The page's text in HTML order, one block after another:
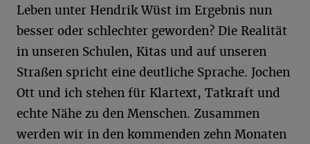
Leben unter Hendrik Wüst im Ergebnis nun
besser oder schlechter geworden? Die Realität
in unseren Schulen, Kitas und auf unseren
Straßen spricht eine deutliche Sprache. Jochen
Ott und ich stehen für Klartext, Tatkraft und
echte Nähe zu den Menschen. Zusammen
werden wir in den kommenden zehn Monaten